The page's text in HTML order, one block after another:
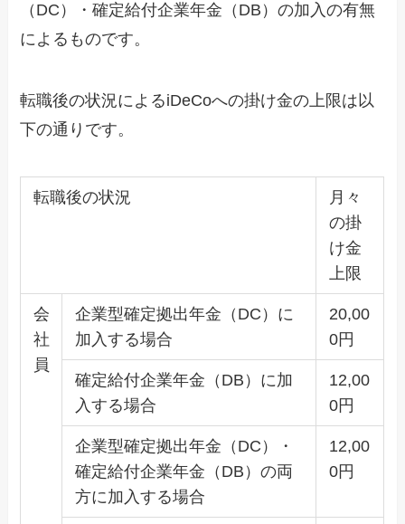
（DC）・確定給付企業年金（DB）の加入の有無
によるものです。
転職後の状況によるiDeCoへの掛け金の上限は以
下の通りです。
転職後の状況
月々
の掛
け金
上限
会
社
員
企業型確定拠出年金（DC）に
加入する場合
20,00
0円
確定給付企業年金（DB）に加
入する場合
12,00
0円
企業型確定拠出年金（DC）・
確定給付企業年金（DB）の両
方に加入する場合
12,00
0円